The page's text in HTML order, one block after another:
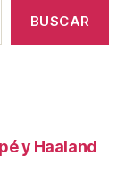
BUSCAR
y Haaland